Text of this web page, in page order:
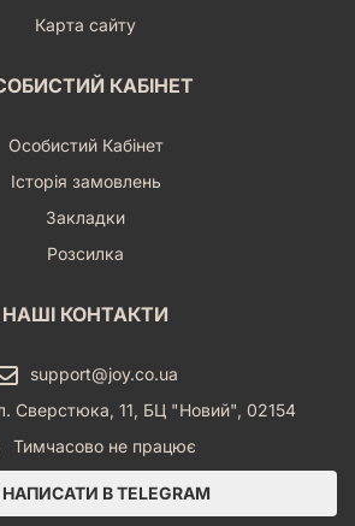
Карта сайту
КАБІНЕТ
Особистий Кабінет
Історія замовлень
Закладки
Розсилка
НАШІ КОНТАКТИ
support@joy.co.ua
Сверстюка, 11, БЦ "Новий", 02154
Тимчасово не працює
НАПИСАТИ В TELEGRAM